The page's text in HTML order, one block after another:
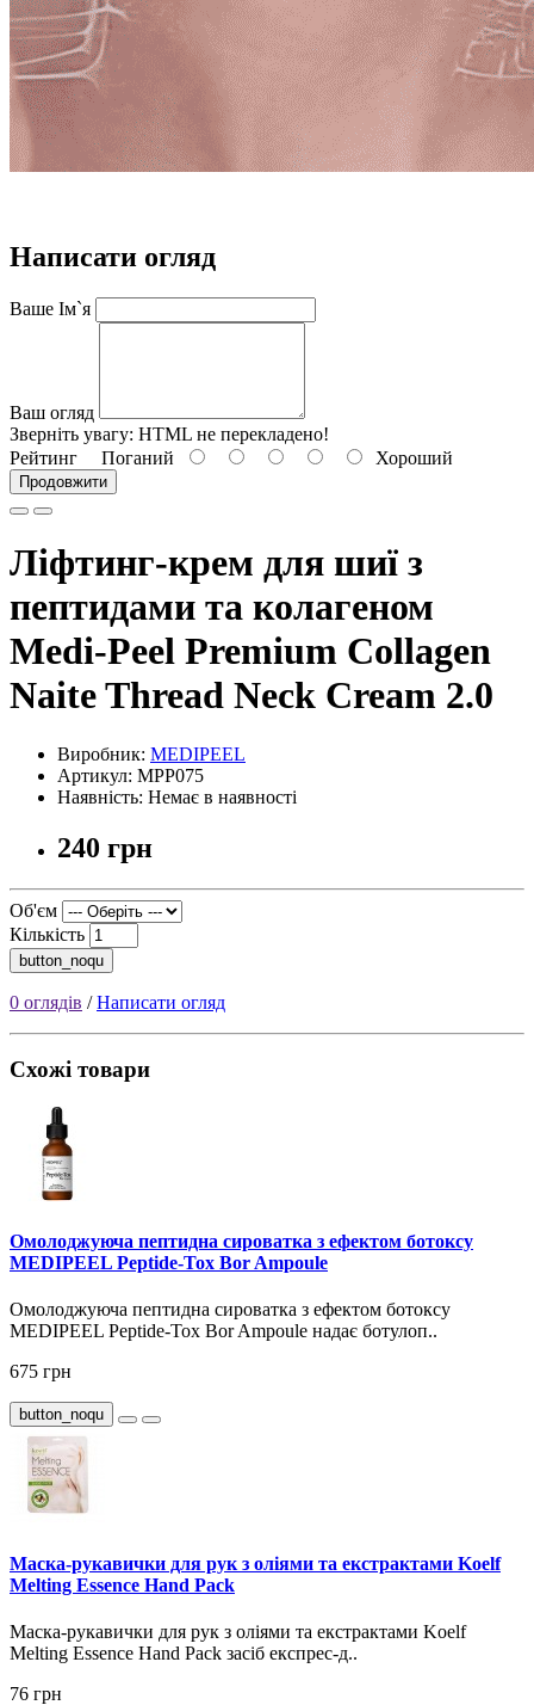
Написати огляд
Ваше Ім`я
Ваш огляд
Зверніть увагу: HTML не перекладено!
Рейтинг Поганий Хороший
Продовжити
Ліфтинг-крем для шиї з
пептидами та колагеном
Medi-Peel Premium Collagen
Naite Thread Neck Cream 2.0
Виробник: MEDIPEEL
Артикул: MPP075
Наявність: Немає в наявності
240 грн
Об'єм
Кількість
button_noqu
0 оглядів /Написати огляд
Схожі товари
Омолоджуюча пептидна сироватка з ефектом ботоксу
MEDIPEEL Peptide-Tox Bor Ampoule
Омолоджуюча пептидна сироватка з ефектом ботоксу
MEDIPEEL Peptide-Tox Bor Ampoule надає ботулоп..
675 грн
button_noqu
Маска-рукавички для рук з оліями та екстрактами Koelf
Melting Essence Hand Pack
Маска-рукавички для рук з оліями та екстрактами Koelf
Melting Essence Hand Pack засіб експрес-д..
76 грн